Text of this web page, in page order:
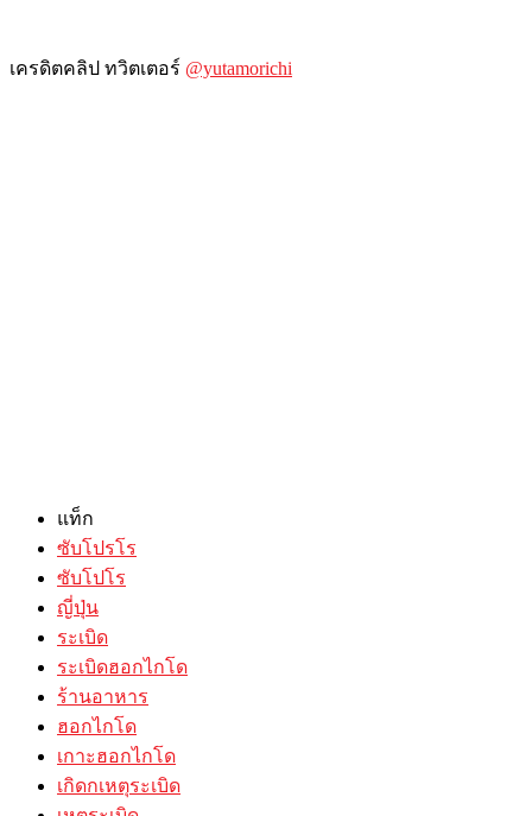
เครดิตคลิป ทวิตเตอร์ @yutamorichi
แท็ก
ซับโปรโร
ซับโปโร
ญี่ปุ่น
ระเบิด
ระเบิดฮอกไกโด
ร้านอาหาร
ฮอกไกโด
เกาะฮอกไกโด
เกิดกเหตุระเบิด